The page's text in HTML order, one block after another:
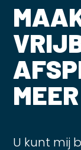
U kunt mij